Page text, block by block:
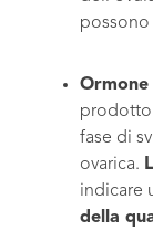
possono
Ormone
prodotto
fase di
ovarica.
indicare
della